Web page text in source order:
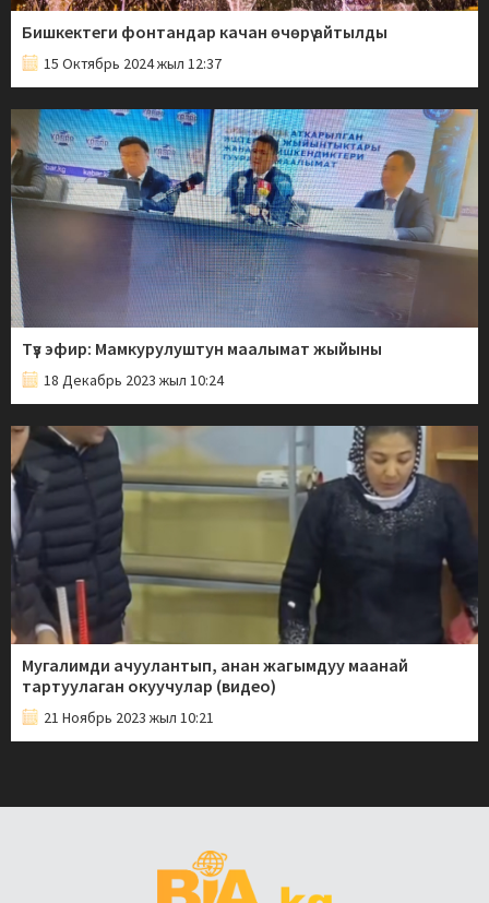
Бишкектеги фонтандар качан өчөрү айтылды
15 Октябрь 2024 жыл 12:37
Түз эфир: Мамкурулуштун маалымат жыйыны
18 Декабрь 2023 жыл 10:24
Мугалимди ачуулантып, анан жагымдуу маанай
тартуулаган окуучулар (видео)
21 Ноябрь 2023 жыл 10:21